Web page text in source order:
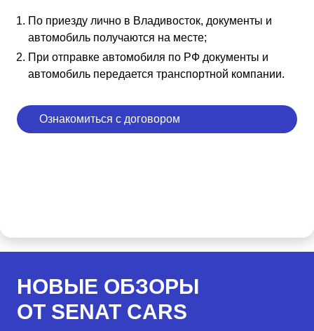
По приезду лично в Владивосток, документы и
автомобиль получаются на месте;
При отправке автомобиля по РФ документы и
автомобиль передается транспортной компании.
Ознакомиться с договором
НОВЫЕ ОБЗОРЫ
ОТ SENAT CARS